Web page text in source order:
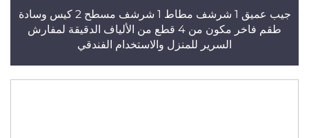
جيب عميق 1 شرشف مطاط 1 شرشف مسطح 2 كيس وسادة
طقم فاخر مكون من 4 قطع من الألياف الدقيقة لمفارش
السرير للمنزل والاستخدام الفندقي